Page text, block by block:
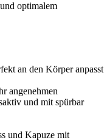
optimalem
an den Körper anpasst
angenehmen
und mit spürbar
und Kapuze mit